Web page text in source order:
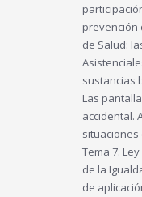
prevención
de Salud:
sustancias
Las
accidental.
situaciones
Tema 7.
de la
de